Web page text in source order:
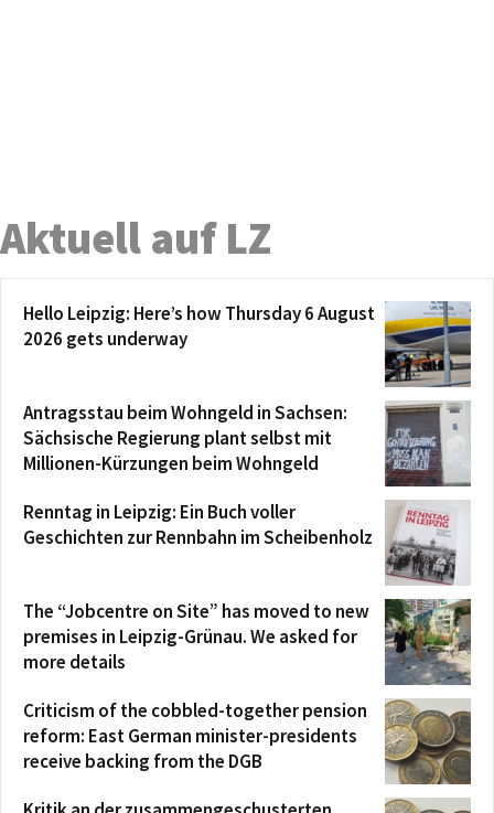
Aktuell auf LZ
Hello Leipzig: Here’s how Thursday 6 August
2026 gets underway
Antragsstau beim Wohngeld in Sachsen:
Sächsische Regierung plant selbst mit
Millionen-Kürzungen beim Wohngeld
Renntag in Leipzig: Ein Buch voller
Geschichten zur Rennbahn im Scheibenholz
The “Jobcentre on Site” has moved to new
premises in Leipzig-Grünau. We asked for
more details
Criticism of the cobbled-together pension
reform: East German minister-presidents
receive backing from the DGB